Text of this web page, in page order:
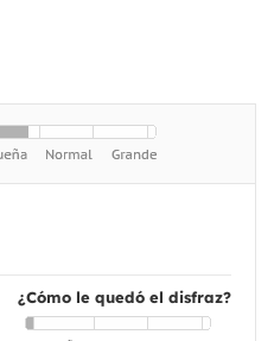
¿Cómo le quedó el disfraz?